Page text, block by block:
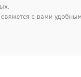
с вами